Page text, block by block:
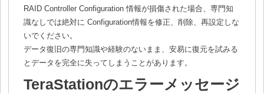
RAID Controller Configuration 情報が損傷された場合、専門知
識なしでは絶対に Configuration情報を修正、削除、再設定しな
いでください。
データ復旧の専門知識や経験のないまま、安易に復元を試みる
とデータを完全に失ってしまうことがあります。
TeraStationのエラーメッセージ